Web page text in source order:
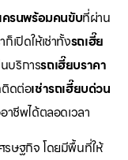
ครนพร้อมคนขับที่ผ่าน
เปิดให้เช่าทั้งรถเฮี๊ย
บริการรถเฮี๊ยบราคา
ดต่อเช่ารถเฮี๊ยบด่วน
าชีพได้ตลอดเวลา
รษฐกิจ โดยมีพื้นที่ให้